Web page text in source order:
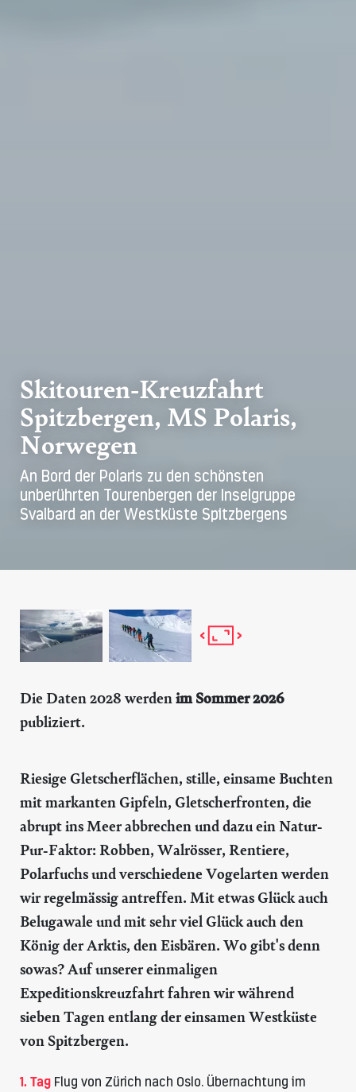
Skitouren-Kreuzfahrt
Spitzbergen, MS Polaris,
Norwegen
An Bord der Polaris zu den schönsten
unberührten Tourenbergen der Inselgruppe
Svalbard an der Westküste Spitzbergens
Die Daten 2028 werden im Sommer 2026
publiziert.
Riesige Gletscherflächen, stille, einsame Buchten
mit markanten Gipfeln, Gletscherfronten, die
abrupt ins Meer abbrechen und dazu ein Natur-
Pur-Faktor: Robben, Walrösser, Rentiere,
Polarfuchs und verschiedene Vogelarten werden
wir regelmässig antreffen. Mit etwas Glück auch
Belugawale und mit sehr viel Glück auch den
König der Arktis, den Eisbären. Wo gibt's denn
sowas? Auf unserer einmaligen
Expeditionskreuzfahrt fahren wir während
sieben Tagen entlang der einsamen Westküste
von Spitzbergen.
1. Tag Flug von Zürich nach Oslo. Übernachtung im